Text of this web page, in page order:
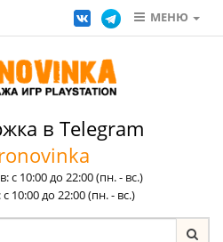
МЕНЮ
в Telegram
с 10:00 до 22:00 (пн. - вс.)
10:00 до 22:00 (пн. - вс.)